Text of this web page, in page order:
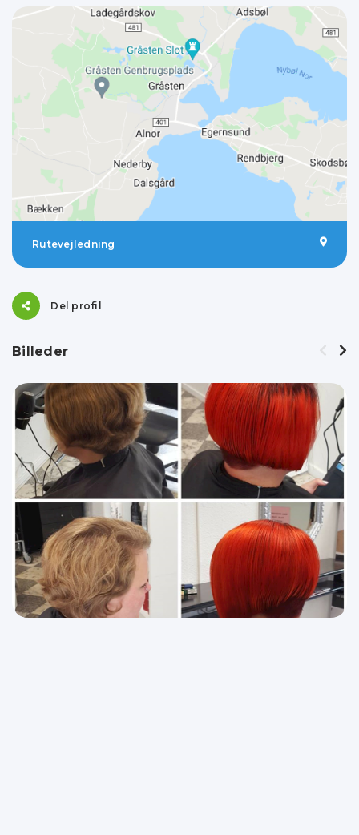
Rutevejledning
Del profil
Billeder